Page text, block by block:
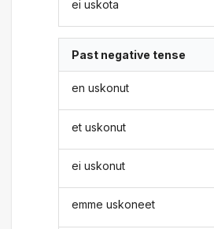
ei uskota
Past negative tense
en uskonut
et uskonut
ei uskonut
emme uskoneet